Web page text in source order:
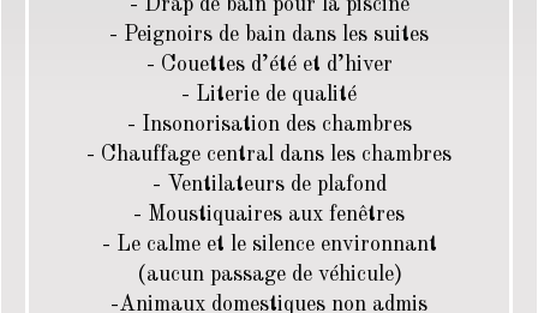
- Drap de bain pour la piscine
- Peignoirs de bain dans les suites
- Couettes d’été et d’hiver
- Literie de qualité
- Insonorisation des chambres
- Chauffage central dans les chambres
- Ventilateurs de plafond
- Moustiquaires aux fenêtres
- Le calme et le silence environnant
(aucun passage de véhicule)
-Animaux domestiques non admis